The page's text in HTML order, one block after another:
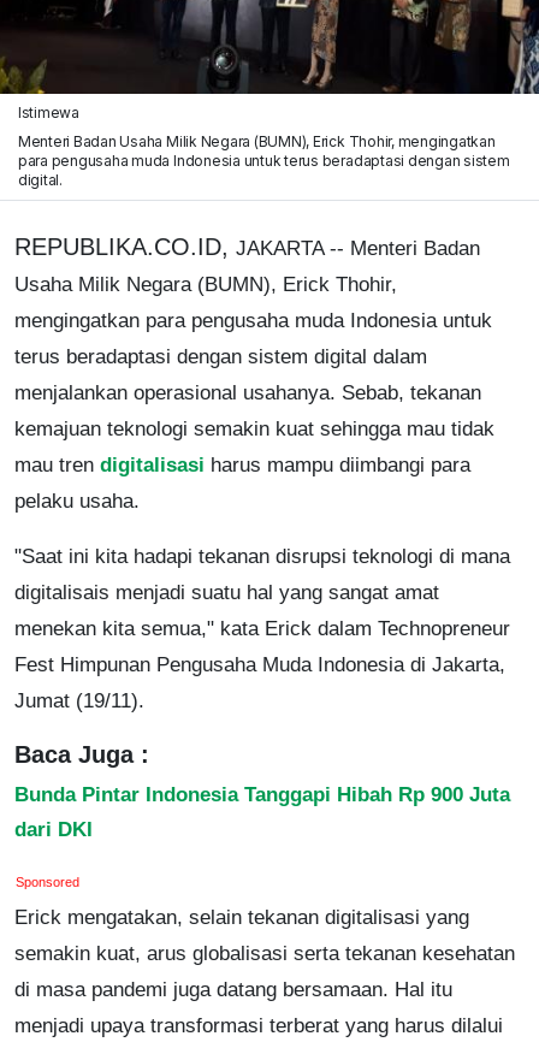
Istimewa
Menteri Badan Usaha Milik Negara (BUMN), Erick Thohir, mengingatkan
para pengusaha muda Indonesia untuk terus beradaptasi dengan sistem
digital.
REPUBLIKA.CO.ID, JAKARTA -- Menteri Badan
Usaha Milik Negara (BUMN), Erick Thohir,
mengingatkan para pengusaha muda Indonesia untuk
terus beradaptasi dengan sistem digital dalam
menjalankan operasional usahanya. Sebab, tekanan
kemajuan teknologi semakin kuat sehingga mau tidak
mau tren digitalisasi harus mampu diimbangi para
pelaku usaha.
"Saat ini kita hadapi tekanan disrupsi teknologi di mana
digitalisais menjadi suatu hal yang sangat amat
menekan kita semua," kata Erick dalam Technopreneur
Fest Himpunan Pengusaha Muda Indonesia di Jakarta,
Jumat (19/11).
Baca Juga :
Bunda Pintar Indonesia Tanggapi Hibah Rp 900 Juta
dari DKI
Sponsored
Erick mengatakan, selain tekanan digitalisasi yang
semakin kuat, arus globalisasi serta tekanan kesehatan
di masa pandemi juga datang bersamaan. Hal itu
menjadi upaya transformasi terberat yang harus dilalui